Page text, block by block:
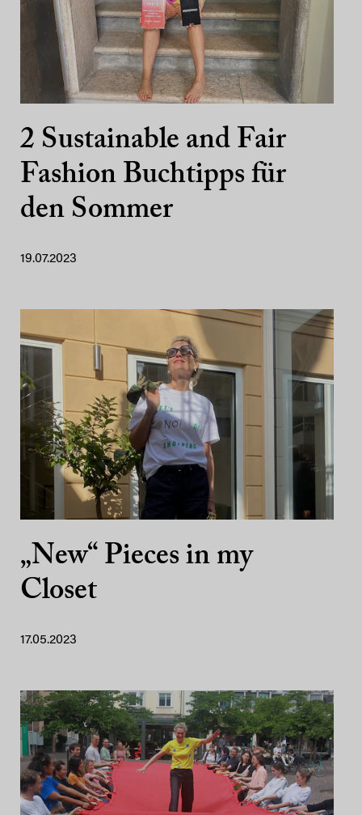
2 Sustainable and Fair
Fashion Buchtipps für
den Sommer
19.07.2023
„New“ Pieces in my
Closet
17.05.2023